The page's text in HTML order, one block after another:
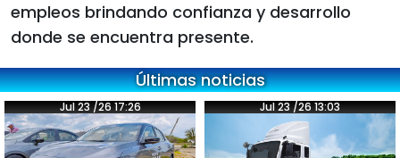
empleos brindando confianza y desarrollo
donde se encuentra presente.
Últimas noticias
Jul 23 /26 17:26 Jul 23 /26 13:03